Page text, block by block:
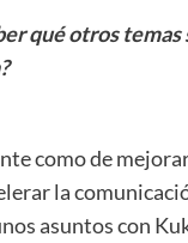
qué otros temas
como de
la
asuntos con